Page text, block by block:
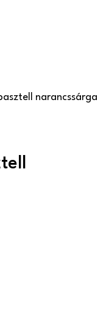
narancssárga